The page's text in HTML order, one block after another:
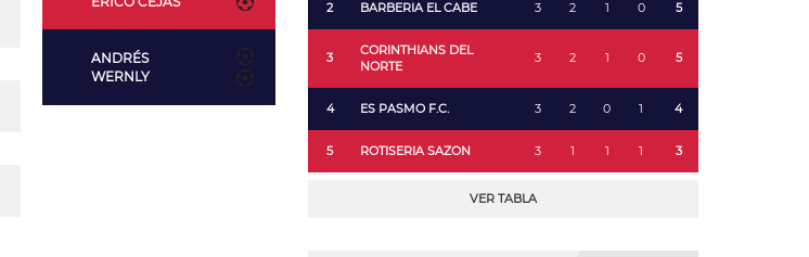
ANDRÉS
WERNLY
2 BARBERIA EL CABE 3 2 1 0 5
3
CORINTHIANS DEL
NORTE
3 2 1 0 5
4 ES PASMO F.C. 3 2 0 1 4
5 ROTISERIA SAZON 3 1 1 1 3
VER TABLA